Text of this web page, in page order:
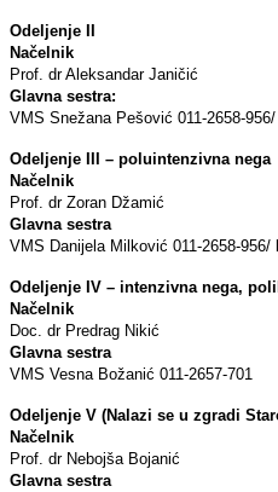
Odeljenje II
Načelnik
Prof. dr Aleksandar
Glavna sestra:
VMS Snežana Pešović 011-2658-
Odeljenje III – poluintenzivna nega
Načelnik
Prof. dr
Glavna sestra
VMS Danijela Milković 011-2658-956/
Odeljenje IV – intenzivna nega,
Načelnik
Doc. dr
Glavna sestra
VMS Vesna Božanić 011-2657-701
Odeljenje V (Nalazi se u zgradi
Načelnik
Prof. dr Nebojša Bojanić
Glavna sestra